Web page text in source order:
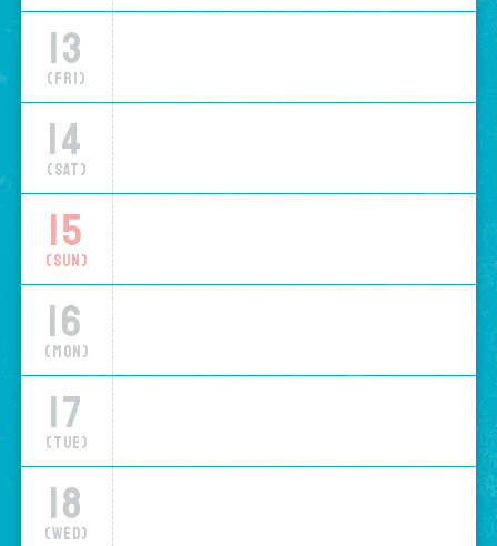
13
(Fri)
14
(Sat)
15
(Sun)
16
(Mon)
17
(Tue)
18
(Wed)